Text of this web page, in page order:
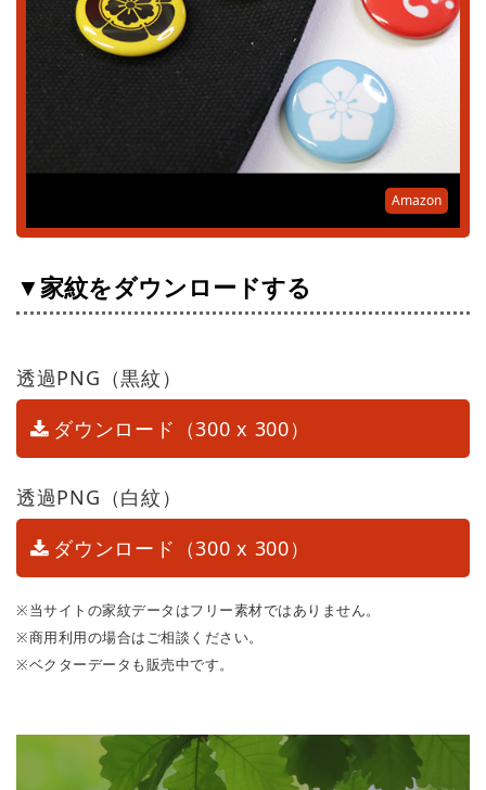
Amazon
▼家紋をダウンロードする
透過PNG（黒紋）
ダウンロード（300 x 300）
透過PNG（白紋）
ダウンロード（300 x 300）
※当サイトの家紋データはフリー素材ではありません。
※商用利用の場合はご相談ください。
※ベクターデータも販売中です。